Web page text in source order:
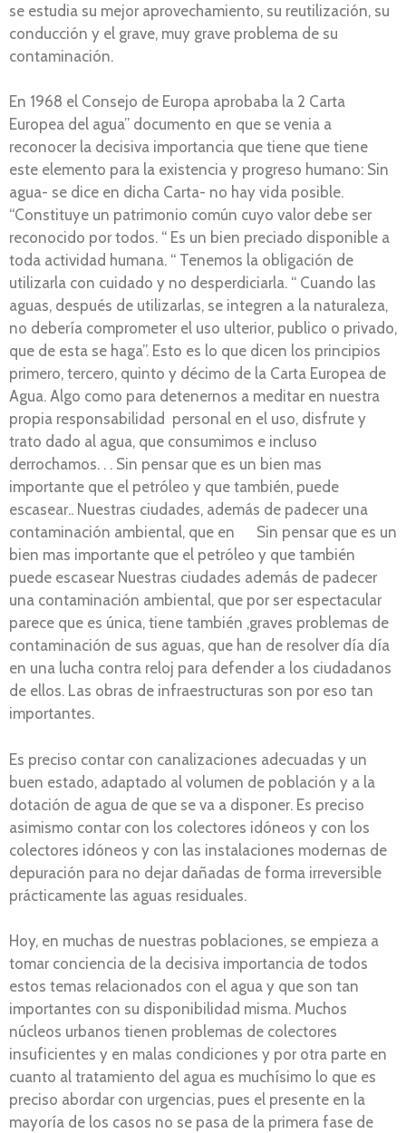
se estudia su mejor aprovechamiento, su reutilización, su
conducción y el grave, muy grave problema de su
contaminación.
En 1968 el Consejo de Europa aprobaba la 2 Carta
Europea del agua” documento en que se venia a
reconocer la decisiva importancia que tiene que tiene
este elemento para la existencia y progreso humano: Sin
agua- se dice en dicha Carta- no hay vida posible.
“Constituye un patrimonio común cuyo valor debe ser
reconocido por todos. “ Es un bien preciado disponible a
toda actividad humana. “ Tenemos la obligación de
utilizarla con cuidado y no desperdiciarla. “ Cuando las
aguas, después de utilizarlas, se integren a la naturaleza,
no debería comprometer el uso ulterior, publico o privado,
que de esta se haga”. Esto es lo que dicen los principios
primero, tercero, quinto y décimo de la Carta Europea de
Agua. Algo como para detenernos a meditar en nuestra
propia responsabilidad personal en el uso, disfrute y
trato dado al agua, que consumimos e incluso
derrochamos. . . Sin pensar que es un bien mas
importante que el petróleo y que también, puede
escasear.. Nuestras ciudades, además de padecer una
contaminación ambiental, que en Sin pensar que es un
bien mas importante que el petróleo y que también
puede escasear Nuestras ciudades además de padecer
una contaminación ambiental, que por ser espectacular
parece que es única, tiene también ,graves problemas de
contaminación de sus aguas, que han de resolver día día
en una lucha contra reloj para defender a los ciudadanos
de ellos. Las obras de infraestructuras son por eso tan
importantes.
Es preciso contar con canalizaciones adecuadas y un
buen estado, adaptado al volumen de población y a la
dotación de agua de que se va a disponer. Es preciso
asimismo contar con los colectores idóneos y con los
colectores idóneos y con las instalaciones modernas de
depuración para no dejar dañadas de forma irreversible
prácticamente las aguas residuales.
Hoy, en muchas de nuestras poblaciones, se empieza a
tomar conciencia de la decisiva importancia de todos
estos temas relacionados con el agua y que son tan
importantes con su disponibilidad misma. Muchos
núcleos urbanos tienen problemas de colectores
insuficientes y en malas condiciones y por otra parte en
cuanto al tratamiento del agua es muchísimo lo que es
preciso abordar con urgencias, pues el presente en la
mayoría de los casos no se pasa de la primera fase de